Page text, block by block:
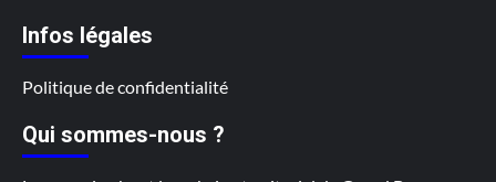
Infos légales
Politique de confidentialité
Qui sommes-nous ?